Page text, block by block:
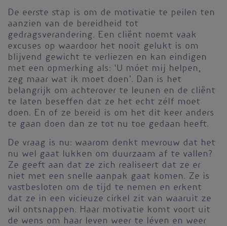
De eerste stap is om de motivatie te peilen ten
aanzien van de bereidheid tot
gedragsverandering. Een cliënt noemt vaak
excuses op waardoor het nooit gelukt is om
blijvend gewicht te verliezen en kan eindigen
met een opmerking als: ‘U móet mij helpen,
zeg maar wat ik moet doen’. Dan is het
belangrijk om achterover te leunen en de cliënt
te laten beseffen dat ze het echt zélf moet
doen. En of ze bereid is om het dit keer anders
te gaan doen dan ze tot nu toe gedaan heeft.
De vraag is nu: waarom denkt mevrouw dat het
nu wel gaat lukken om duurzaam af te vallen?
Ze geeft aan dat ze zich realiseert dat ze er
niet met een snelle aanpak gaat komen. Ze is
vastbesloten om de tijd te nemen en erkent
dat ze in een vicieuze cirkel zit van waaruit ze
wil ontsnappen. Haar motivatie komt voort uit
de wens om haar leven weer te léven en weer